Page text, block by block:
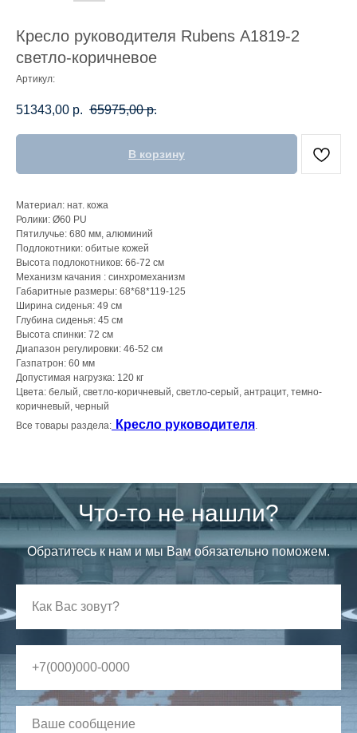
Кресло руководителя Rubens А1819-2
светло-коричневое
Артикул:
51343,00 р. 65975,00 р.
В корзину
Материал: нат. кожа
Ролики: Ø60 PU
Пятилучье: 680 мм, алюминий
Подлокотники: обитые кожей
Высота подлокотников: 66-72 см
Механизм качания : синхромеханизм
Габаритные размеры: 68*68*119-125
Ширина сиденья: 49 см
Глубина сиденья: 45 см
Высота спинки: 72 см
Диапазон регулировки: 46-52 см
Газпатрон: 60 мм
Допустимая нагрузка: 120 кг
Цвета: белый, светло-коричневый, светло-серый, антрацит, темно-
коричневый, черный
Все товары раздела: Кресло руководителя.
Что-то не нашли?
Обратитесь к нам и мы Вам обязательно поможем.